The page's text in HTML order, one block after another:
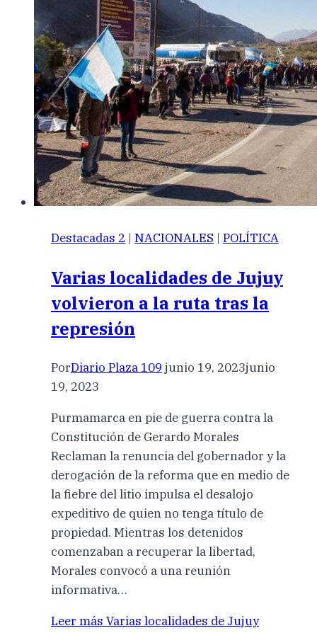
Destacadas 2 | NACIONALES | POLÍTICA
Varias localidades de Jujuy
volvieron a la ruta tras la
represión
PorDiario Plaza 109 junio 19, 2023junio
19, 2023
Purmamarca en pie de guerra contra la
Constitución de Gerardo Morales
Reclaman la renuncia del gobernador y la
derogación de la reforma que en medio de
la fiebre del litio impulsa el desalojo
expeditivo de quien no tenga título de
propiedad. Mientras los detenidos
comenzaban a recuperar la libertad,
Morales convocó a una reunión
informativa…
Leer más Varias localidades de Jujuy